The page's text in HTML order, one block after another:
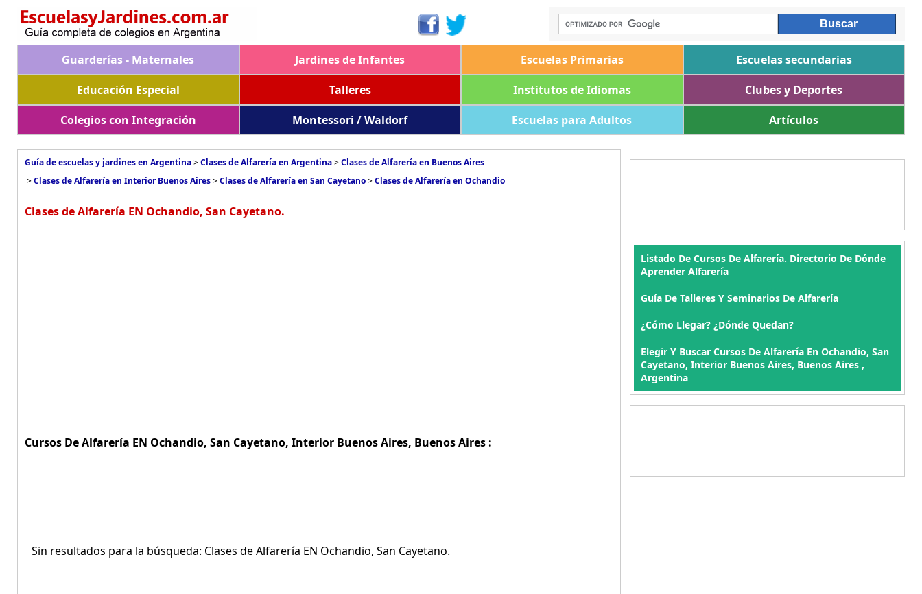
Guarderías - Maternales Jardines de Infantes Escuelas Primarias
Escuelas secundarias
Educación Especial
Talleres Institutos de Idiomas
Clubes y Deportes
Colegios con Integración
Montessori / Waldorf Escuelas para Adultos Artículos
Guía de escuelas y jardines en Argentina>Clases de Alfarería en Argentina>Clases de Alfarería en Buenos Aires
>Clases de Alfarería en Interior Buenos Aires>Clases de Alfarería en San Cayetano>Clases de Alfarería en Ochandio
Clases de Alfarería EN Ochandio, San Cayetano.
Cursos De Alfarería EN Ochandio, San Cayetano, Interior Buenos Aires, Buenos Aires :
Sin resultados para la búsqueda: Clases de Alfarería EN Ochandio, San Cayetano.
Listado De Cursos De Alfarería. Directorio De Dónde
Aprender Alfarería
Guía De Talleres Y Seminarios De Alfarería
¿Cómo Llegar? ¿Dónde Quedan?
Elegir Y Buscar Cursos De Alfarería En Ochandio, San
Cayetano, Interior Buenos Aires, Buenos Aires ,
Argentina